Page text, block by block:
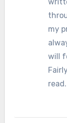
my
will